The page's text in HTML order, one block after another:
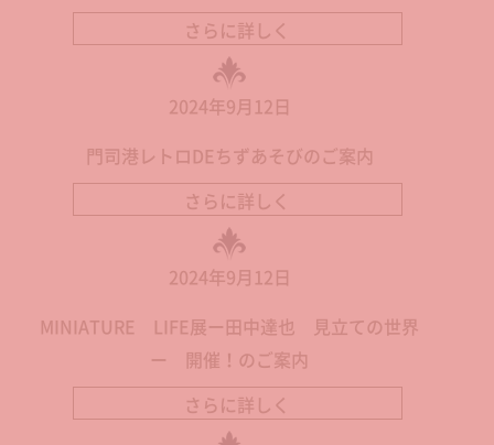
さらに詳しく
2024年9月12日
門司港レトロDEちずあそびのご案内
さらに詳しく
2024年9月12日
MINIATURE LIFE展ー田中達也 見立ての世界
ー 開催！のご案内
さらに詳しく